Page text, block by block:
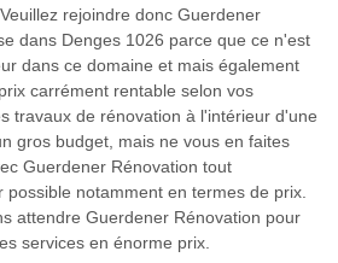
rejoindre donc Guerdener
dans Denges 1026 parce que ce n'est
dans ce domaine et mais également
carrément rentable selon vos
travaux de rénovation à l'intérieur d'une
gros budget, mais ne vous en faites
Guerdener Rénovation tout
possible notamment en termes de prix.
attendre Guerdener Rénovation pour
services en énorme prix.